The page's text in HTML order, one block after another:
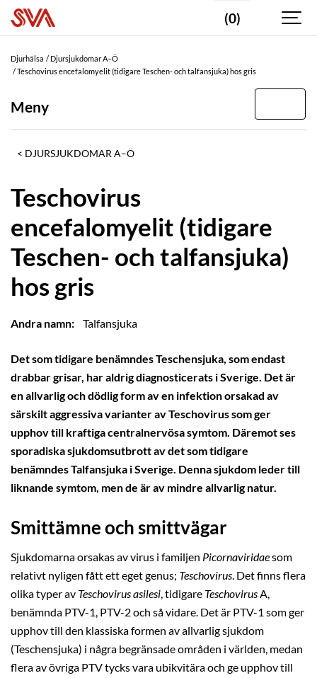
(0)
Djurhälsa
Djursjukdomar A–Ö
Teschovirus encefalomyelit (tidigare Teschen- och talfansjuka) hos gris
Meny
DJURSJUKDOMAR A–Ö
Teschovirus
encefalomyelit (tidigare
Teschen- och talfansjuka)
hos gris
Andra namn: Talfansjuka
Det som tidigare benämndes Teschensjuka, som endast
drabbar grisar, har aldrig diagnosticerats i Sverige. Det är
en allvarlig och dödlig form av en infektion orsakad av
särskilt aggressiva varianter av Teschovirus som ger
upphov till kraftiga centralnervösa symtom. Däremot ses
sporadiska sjukdomsutbrott av det som tidigare
benämndes Talfansjuka i Sverige. Denna sjukdom leder till
liknande symtom, men de är av mindre allvarlig natur.
Smittämne och smittvägar
Sjukdomarna orsakas av virus i familjen Picornaviridaesom
relativt nyligen fått ett eget genus; Teschovirus. Det finns flera
olika typer av Teschovirus asilesi, tidigare TeschovirusA,
benämnda PTV-1, PTV-2 och så vidare. Det är PTV-1 som ger
upphov till den klassiska formen av allvarlig sjukdom
(Teschensjuka) i några begränsade områden i världen, medan
flera av övriga PTV tycks vara ubikvitära och ge upphov till